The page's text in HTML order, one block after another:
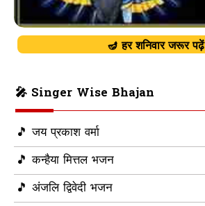
🪔 हर शनिवार जरूर पढ़ें
🎤 Singer Wise Bhajan
🎵 जय प्रकाश वर्मा
🎵 कन्हैया मित्तल भजन
🎵 अंजलि द्विवेदी भजन